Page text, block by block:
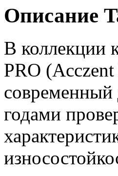
Описание
В коллекции
PRO
современный
годами